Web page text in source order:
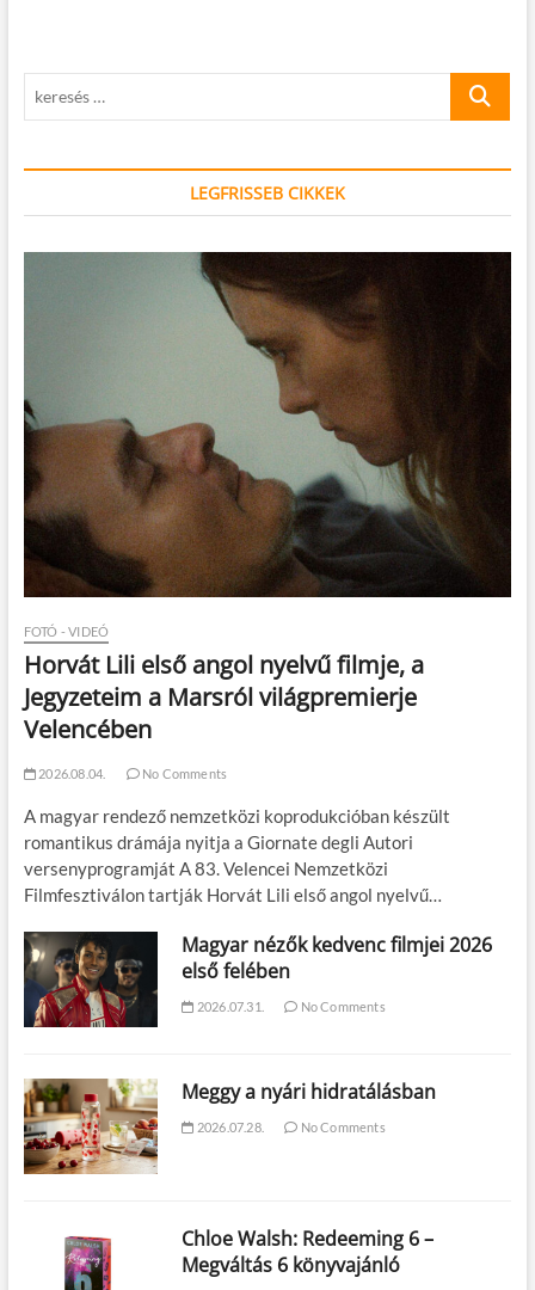
keresés
LEGFRISSEB CIKKEK
FOTÓ - VIDEÓ
Horvát Lili első angol nyelvű filmje, a
Jegyzeteim a Marsról világpremierje
Velencében
2026.08.04. No Comments
A magyar rendező nemzetközi koprodukcióban készült
romantikus drámája nyitja a Giornate degli Autori
versenyprogramját A 83. Velencei Nemzetközi
Filmfesztiválon tartják Horvát Lili első angol nyelvű…
Magyar nézők kedvenc filmjei 2026
első felében
2026.07.31. No Comments
Meggy a nyári hidratálásban
2026.07.28. No Comments
Chloe Walsh: Redeeming 6 –
Megváltás 6 könyvajánló